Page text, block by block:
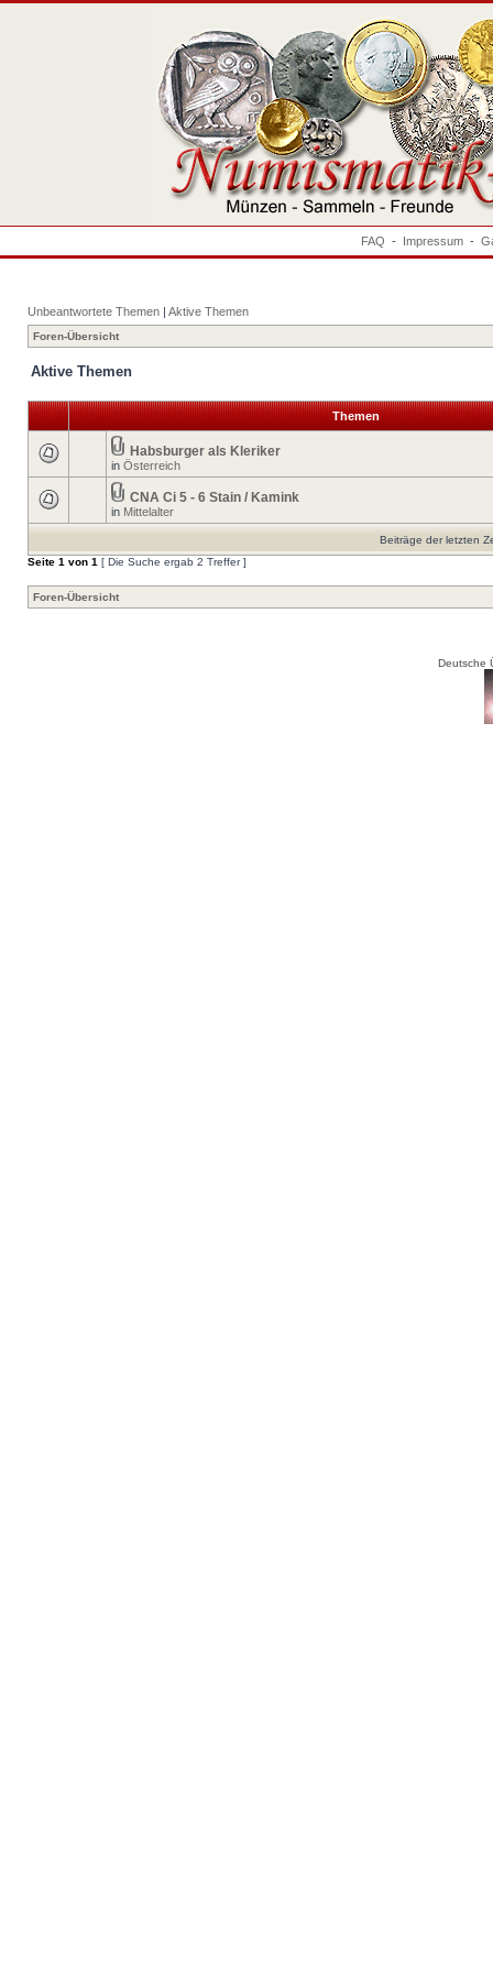
FAQ - Impressum -
Unbeantwortete Themen | Aktive Themen
Foren-Übersicht
Aktive Themen
Themen
Habsburger als Kleriker
in Österreich
CNA Ci 5 - 6 Stain / Kamink
in Mittelalter
Beiträge der letzten
Seite 1 von 1 [ Die Suche ergab 2 Treffer ]
Foren-Übersicht
Deutsche